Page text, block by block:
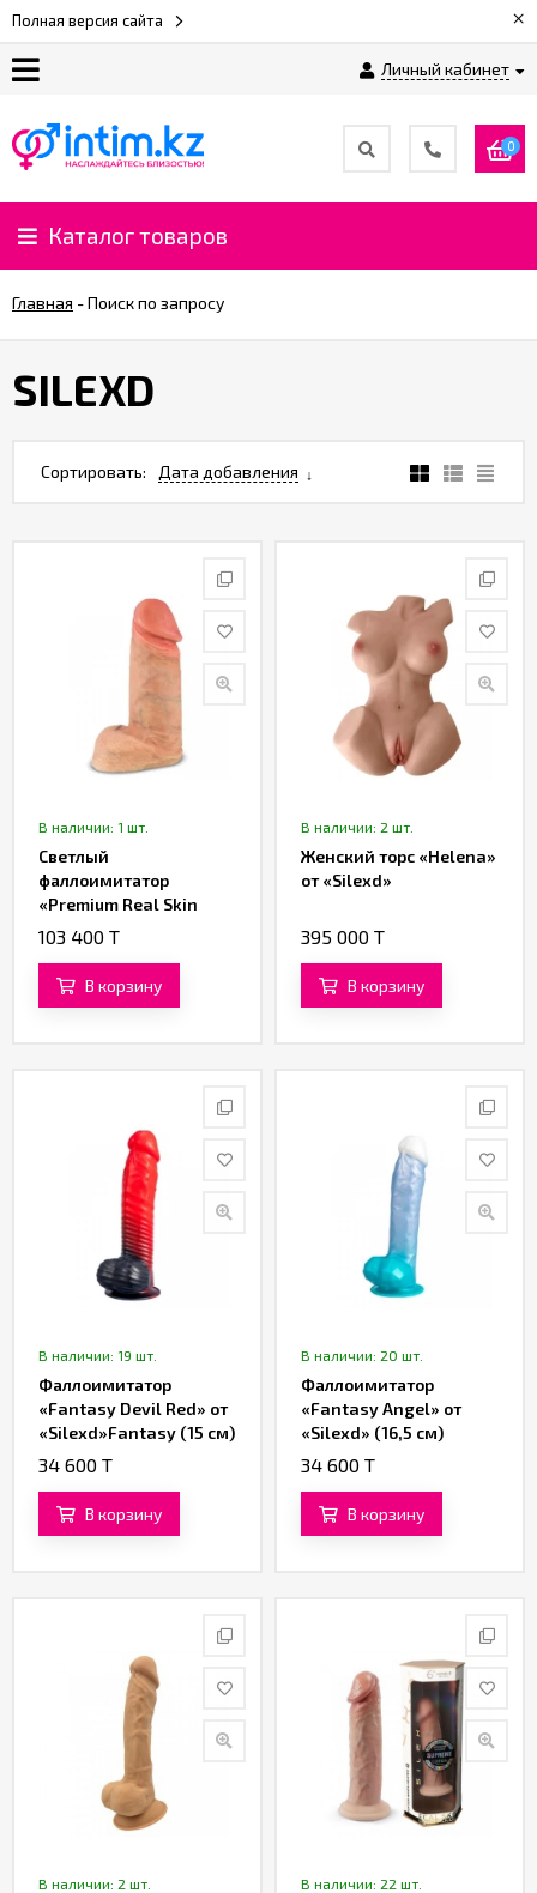
Полная версия сайта ×
Личный кабинет
нас
Доставка
и
0
Каталог товаров
Главная -Поиск по запросу
​SILEXD
Сортировать: Дата добавления
В наличии: 1 шт.
Светлый
фаллоимитатор
«Premium Real Skin
Model 1» от «Silexd»
103 400 T
В корзину
В наличии: 2 шт.
Женский торс «Helena»
от «Silexd»
395 000 T
В корзину
В наличии: 19 шт.
Фаллоимитатор
«Fantasy Devil Red» от
«Silexd»Fantasy (15 см)
34 600 T
В корзину
В наличии: 20 шт.
Фаллоимитатор
«Fantasy Angel» от
«Silexd» (16,5 см)
(голубой)
34 600 T
В корзину
В наличии: 2 шт. В наличии: 22 шт.